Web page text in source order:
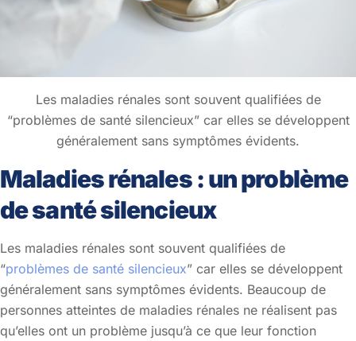
Les maladies rénales sont souvent qualifiées de
“problèmes de santé silencieux” car elles se développent
généralement sans symptômes évidents.
Maladies rénales : un problème
de santé silencieux
Les maladies rénales sont souvent qualifiées de
“problèmes de santé silencieux” car elles se développent
généralement sans symptômes évidents. Beaucoup de
personnes atteintes de maladies rénales ne réalisent pas
qu’elles ont un problème jusqu’à ce que leur fonction